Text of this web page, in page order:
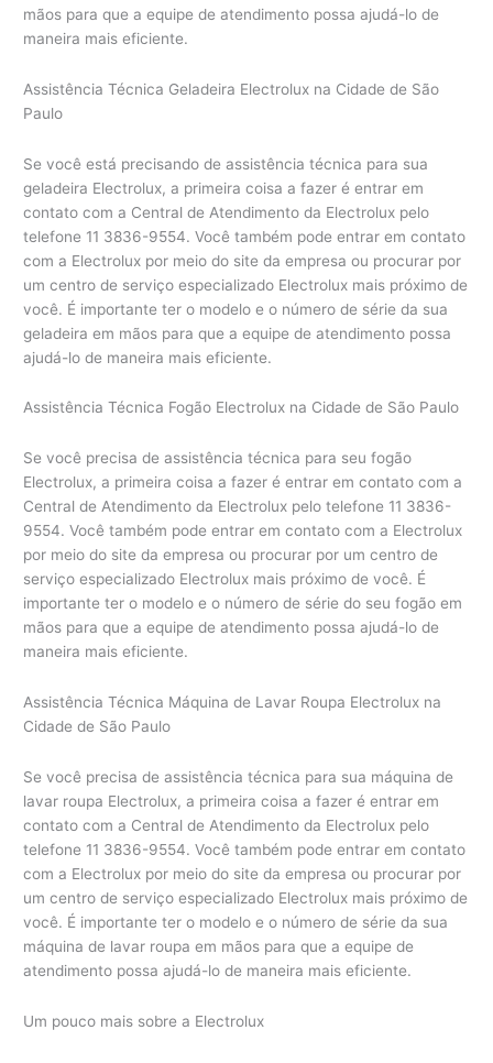
mãos para que a equipe de atendimento possa ajudá-lo de
maneira mais eficiente.
Assistência Técnica Geladeira Electrolux na Cidade de São
Paulo
Se você está precisando de assistência técnica para sua
geladeira Electrolux, a primeira coisa a fazer é entrar em
contato com a Central de Atendimento da Electrolux pelo
telefone 11 3836-9554. Você também pode entrar em contato
com a Electrolux por meio do site da empresa ou procurar por
um centro de serviço especializado Electrolux mais próximo de
você. É importante ter o modelo e o número de série da sua
geladeira em mãos para que a equipe de atendimento possa
ajudá-lo de maneira mais eficiente.
Assistência Técnica Fogão Electrolux na Cidade de São Paulo
Se você precisa de assistência técnica para seu fogão
Electrolux, a primeira coisa a fazer é entrar em contato com a
Central de Atendimento da Electrolux pelo telefone 11 3836-
9554. Você também pode entrar em contato com a Electrolux
por meio do site da empresa ou procurar por um centro de
serviço especializado Electrolux mais próximo de você. É
importante ter o modelo e o número de série do seu fogão em
mãos para que a equipe de atendimento possa ajudá-lo de
maneira mais eficiente.
Assistência Técnica Máquina de Lavar Roupa Electrolux na
Cidade de São Paulo
Se você precisa de assistência técnica para sua máquina de
lavar roupa Electrolux, a primeira coisa a fazer é entrar em
contato com a Central de Atendimento da Electrolux pelo
telefone 11 3836-9554. Você também pode entrar em contato
com a Electrolux por meio do site da empresa ou procurar por
um centro de serviço especializado Electrolux mais próximo de
você. É importante ter o modelo e o número de série da sua
máquina de lavar roupa em mãos para que a equipe de
atendimento possa ajudá-lo de maneira mais eficiente.
Um pouco mais sobre a Electrolux